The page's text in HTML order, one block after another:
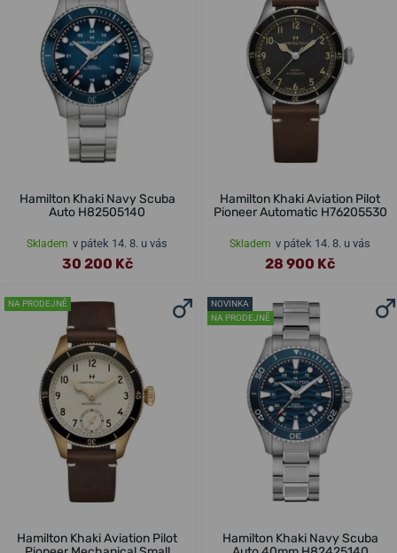
Hamilton Khaki Navy Scuba
Auto H82505140
Skladem v pátek 14. 8. u vás
30 200 Kč
Hamilton Khaki Aviation Pilot
Pioneer Automatic H76205530
Skladem v pátek 14. 8. u vás
28 900 Kč
NA PRODEJNĚ
Hamilton Khaki Aviation Pilot
NOVINKA
NA PRODEJNĚ
Hamilton Khaki Navy Scuba